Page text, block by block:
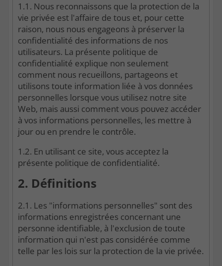
1.1. Nous reconnaissons que la protection de la
vie privée est l'affaire de tous et, pour cette
raison, nous nous engageons à préserver la
confidentialité des informations de nos
utilisateurs. La présente politique de
confidentialité explique non seulement
comment nous recueillons, partageons et
utilisons toute information liée à vos données
personnelles lorsque vous utilisez notre site
Web, mais aussi comment vous pouvez accéder
à vos informations personnelles, les mettre à
jour ou en prendre le contrôle.
1.2. En utilisant ce site, vous acceptez la
présente politique de confidentialité.
2. Définitions
2.1. Les "informations personnelles" sont des
informations enregistrées concernant une
personne identifiable, à l'exclusion de toute
information qui n'est pas considérée comme
telle par les lois sur la protection de la vie privée.